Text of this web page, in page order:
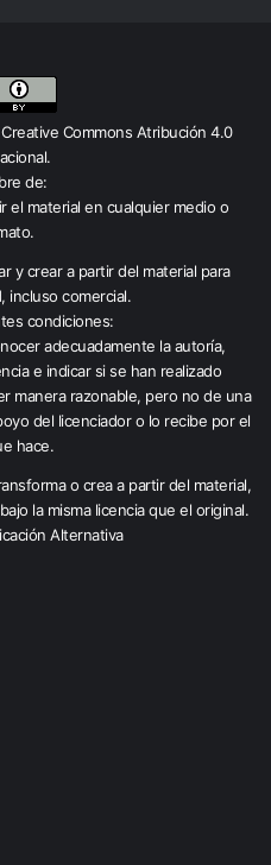
Creative Commons Atribución 4.0
.
de:
material en cualquier medio o
y crear a partir del material para
incluso comercial.
condiciones:
adecuadamente la autoría,
e indicar si se han realizado
manera razonable, pero no de una
del licenciador o lo recibe por el
hace.
o crea a partir del material,
la misma licencia que el original.
Alternativa